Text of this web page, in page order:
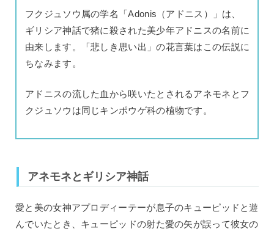
フクジュソウ属の学名「Adonis（アドニス）」は、
ギリシア神話で猪に殺された美少年アドニスの名前に
由来します。「悲しき思い出」の花言葉はこの伝説に
ちなみます。
アドニスの流した血から咲いたとされるアネモネとフ
クジュソウは同じキンポウゲ科の植物です。
アネモネとギリシア神話
愛と美の女神アプロディーテーが息子のキューピッドと遊
んでいたとき、キューピッドの射た愛の矢が誤って彼女の